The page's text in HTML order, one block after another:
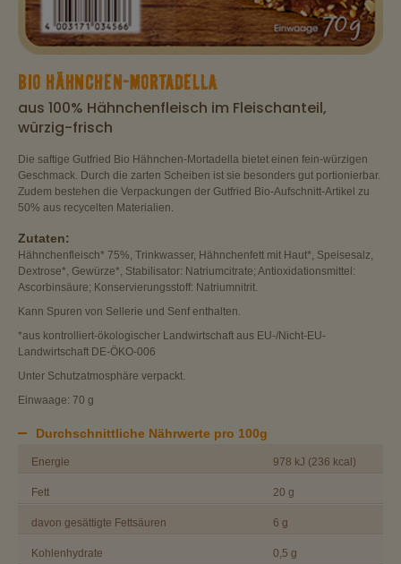
BIO HÄHNCHEN-MORTADELLA
aus 100% Hähnchenfleisch im Fleischanteil,
würzig-frisch
Die saftige Gutfried Bio Hähnchen-Mortadella bietet einen fein-würzigen
Geschmack. Durch die zarten Scheiben ist sie besonders gut portionierbar.
Zudem bestehen die Verpackungen der Gutfried Bio-Aufschnitt-Artikel zu
50% aus recycelten Materialien.
Zutaten:
Hähnchenfleisch* 75%, Trinkwasser, Hähnchenfett mit Haut*, Speisesalz,
Dextrose*, Gewürze*, Stabilisator: Natriumcitrate; Antioxidationsmittel:
Ascorbinsäure; Konservierungsstoff: Natriumnitrit.
Kann Spuren von Sellerie und Senf enthalten.
*aus kontrolliert-ökologischer Landwirtschaft aus EU-/Nicht-EU-
Landwirtschaft DE-ÖKO-006
Unter Schutzatmosphäre verpackt.
Einwaage: 70 g
Durchschnittliche Nährwerte pro 100g
Energie 978 kJ (236 kcal)
Fett 20 g
davon gesättigte Fettsäuren 6 g
Kohlenhydrate 0,5 g